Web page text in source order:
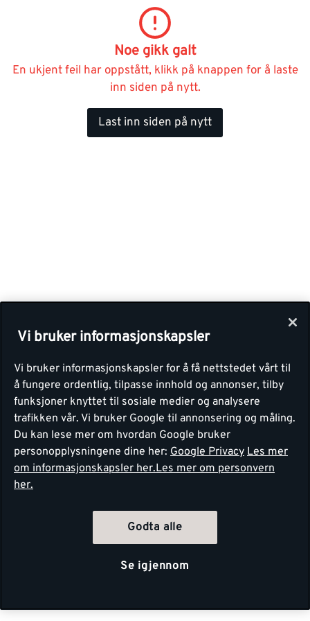
Noe gikk galt
En ukjent feil har oppstått, klikk på knappen for å laste
inn siden på nytt.
Last inn siden på nytt
Vi bruker informasjonskapsler
Vi bruker informasjonskapsler for å få nettstedet vårt til
å fungere ordentlig, tilpasse innhold og annonser, tilby
funksjoner knyttet til sosiale medier og analysere
trafikken vår. Vi bruker Google til annonsering og måling.
Du kan lese mer om hvordan Google bruker
personopplysningene dine her: Google Privacy Les mer
om informasjonskapsler her.Les mer om personvern
her.
Godta alle
Se igjennom